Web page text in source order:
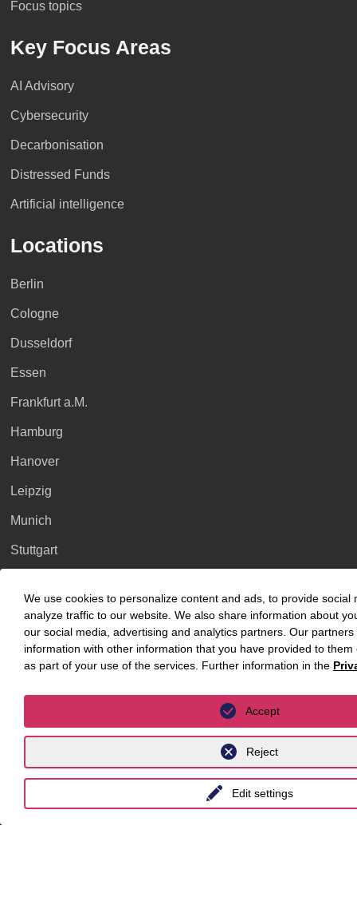
Focus topics
Key Focus Areas
AI Advisory
Cybersecurity
Decarbonisation
Distressed Funds
Artificial intelligence
Locations
Berlin
Cologne
Dusseldorf
Essen
Frankfurt a.M.
Hamburg
Hanover
Leipzig
Munich
Stuttgart
International
unyer
Belgium
Malaysia
Myanmar
We use cookies to personalize content and ads, to provide social
analyze traffic to our website. We also share information about
our social media, advertising and analytics partners. Our
information with other information that you have provided to
as part of your use of the services. Further information in the
Edit settings
Reject
Accept